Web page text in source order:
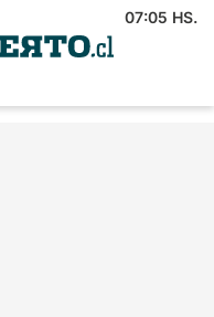
07:05 HS.